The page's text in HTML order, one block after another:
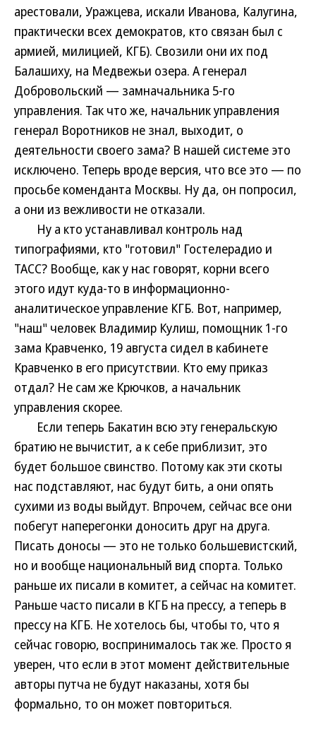
арестовали, Уражцева, искали Иванова, Калугина,
практически всех демократов, кто связан был с
армией, милицией, КГБ). Свозили они их под
Балашиху, на Медвежьи озера. А генерал
Добровольский — замначальника 5-го
управления. Так что же, начальник управления
генерал Воротников не знал, выходит, о
деятельности своего зама? В нашей системе это
исключено. Теперь вроде версия, что все это — по
просьбе коменданта Москвы. Ну да, он попросил,
а они из вежливости не отказали.
Ну а кто устанавливал контроль над
типографиями, кто "готовил" Гостелерадио и
ТАСС? Вообще, как у нас говорят, корни всего
этого идут куда-то в информационно-
аналитическое управление КГБ. Вот, например,
"наш" человек Владимир Кулиш, помощник 1-го
зама Кравченко, 19 августа сидел в кабинете
Кравченко в его присутствии. Кто ему приказ
отдал? Не сам же Крючков, а начальник
управления скорее.
Если теперь Бакатин всю эту генеральскую
братию не вычистит, а к себе приблизит, это
будет большое свинство. Потому как эти скоты
нас подставляют, нас будут бить, а они опять
сухими из воды выйдут. Впрочем, сейчас все они
побегут наперегонки доносить друг на друга.
Писать доносы — это не только большевистский,
но и вообще национальный вид спорта. Только
раньше их писали в комитет, а сейчас на комитет.
Раньше часто писали в КГБ на прессу, а теперь в
прессу на КГБ. Не хотелось бы, чтобы то, что я
сейчас говорю, воспринималось так же. Просто я
уверен, что если в этот момент действительные
авторы путча не будут наказаны, хотя бы
формально, то он может повториться.